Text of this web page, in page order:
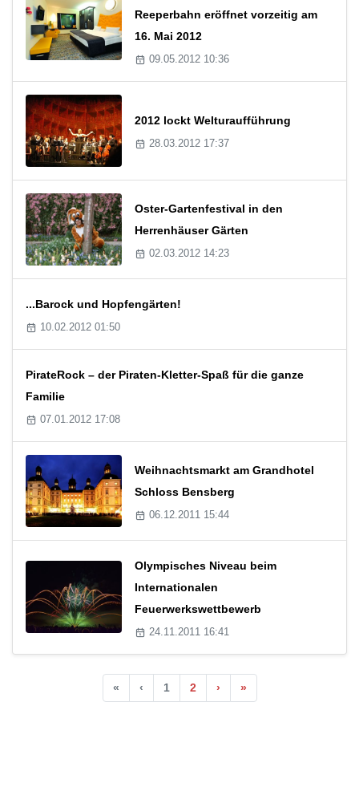
Reeperbahn eröffnet vorzeitig am
16. Mai 2012
09.05.2012 10:36
2012 lockt Welturaufführung
28.03.2012 17:37
Oster-Gartenfestival in den
Herrenhäuser Gärten
02.03.2012 14:23
...Barock und Hopfengärten!
10.02.2012 01:50
PirateRock – der Piraten-Kletter-Spaß für die ganze
Familie
07.01.2012 17:08
Weihnachtsmarkt am Grandhotel
Schloss Bensberg
06.12.2011 15:44
Olympisches Niveau beim
Internationalen
Feuerwerkswettbewerb
24.11.2011 16:41
« ‹ 1 2 › »